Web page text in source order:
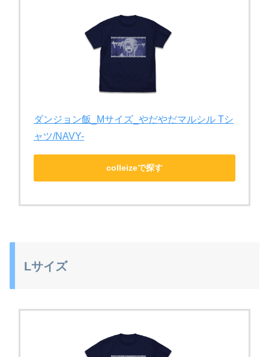
ダンジョン飯_Mサイズ_やだやだマルシル Tシ
ャツ/NAVY-
colleizeで探す
Lサイズ